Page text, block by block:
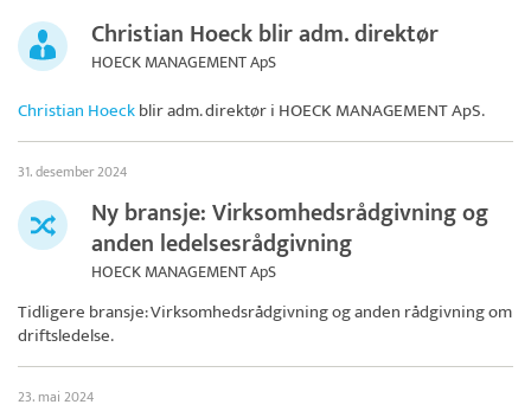
Christian Hoeck blir adm. direktør
HOECK MANAGEMENT ApS
Christian Hoeckblir adm. direktør i HOECK MANAGEMENT ApS.
31. desember 2024
Ny bransje: Virksomhedsrådgivning og
anden ledelsesrådgivning
HOECK MANAGEMENT ApS
Tidligere bransje: Virksomhedsrådgivning og anden rådgivning om
driftsledelse.
23. mai 2024